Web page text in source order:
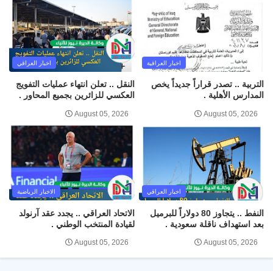
اخبار العراقية
التربية .. تصدر قراراً جديداً يخص
المدارس الأهلية .
August 05, 2026
اخبار العراقي
النقل .. تعلن انتهاء عمليات التفويج
العكسي للزائرين بجميع المحاور .
August 05, 2026
اخبار العراقي
النفط .. يتجاوز 80 دولاراً للبرميل
بعد استهداف ناقلة سعودية .
August 05, 2026
الاخبار الرياضية
الاتحاد العراقي .. يجدد عقد آرنولد
لقيادة المنتخب الوطني .
August 05, 2026